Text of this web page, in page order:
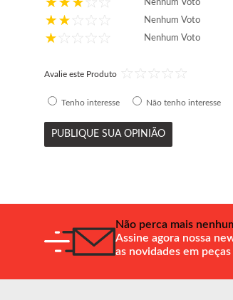
Nenhum Voto
Nenhum Voto
Nenhum Voto
Avalie este Produto
Tenho interesse Não tenho interesse
PUBLIQUE SUA OPINIÃO
Não perca mais
Assine agora nossa
as novidades em